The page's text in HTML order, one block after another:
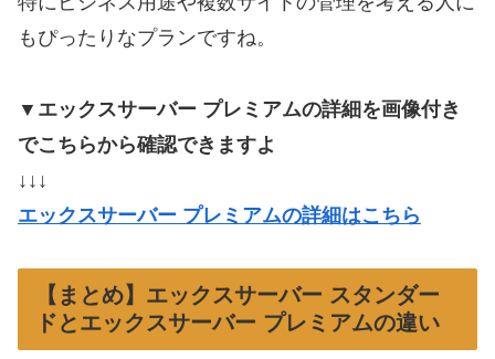
もぴったりなプランですね。
▼エックスサーバー プレミアムの詳細を画像付き
でこちらから確認できますよ
↓↓↓
エックスサーバー プレミアムの詳細はこちら
【まとめ】エックスサーバー スタンダー
ドとエックスサーバー プレミアムの違い